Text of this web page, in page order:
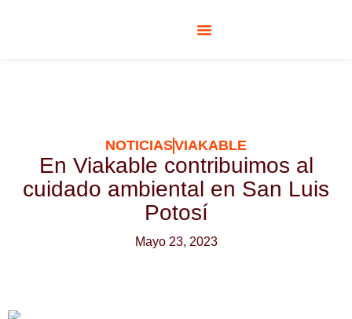
NOTICIASVIAKABLE
En Viakable contribuimos al
cuidado ambiental en San Luis
Potosí
Mayo 23, 2023